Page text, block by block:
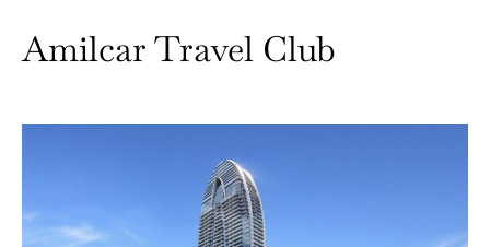
Amilcar Travel Club